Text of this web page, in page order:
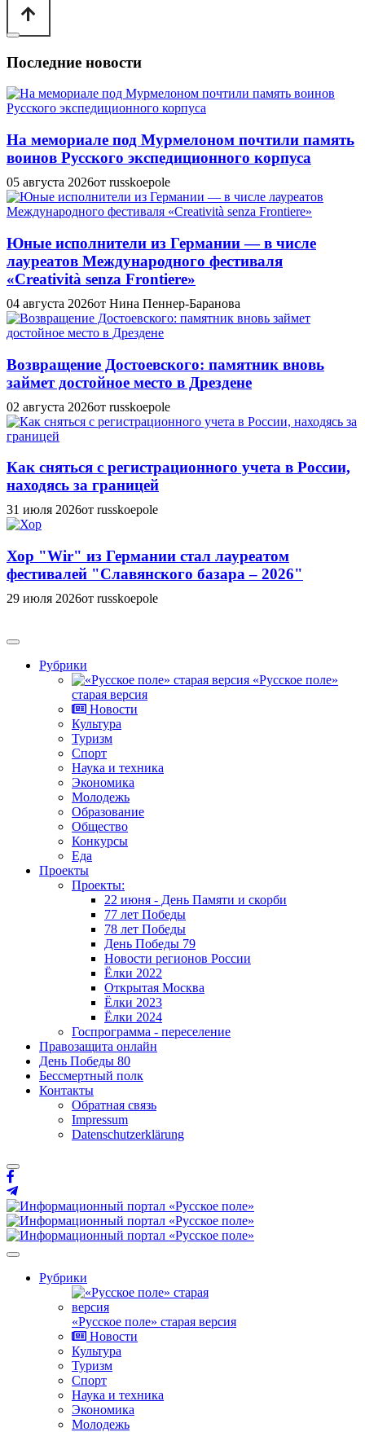
Последние новости
На мемориале под Мурмелоном почтили память
воинов Русского экспедиционного корпуса
05 августа 2026от russkoepole
Юные исполнители из Германии — в числе
лауреатов Международного фестиваля
«Creatività senza Frontiere»
04 августа 2026от Нина Пеннер-Баранова
Возвращение Достоевского: памятник вновь
займет достойное место в Дрездене
02 августа 2026от russkoepole
Как сняться с регистрационного учета в России,
находясь за границей
31 июля 2026от russkoepole
Хор "Wir" из Германии стал лауреатом
фестивалей "Славянского базара – 2026"
29 июля 2026от russkoepole
Рубрики
«Русское поле»
старая версия
Новости
Культура
Туризм
Спорт
Наука и техника
Экономика
Молодежь
Образование
Общество
Конкурсы
Еда
Проекты
Проекты:
22 июня - День Памяти и скорби
77 лет Победы
78 лет Победы
День Победы 79
Новости регионов России
Ёлки 2022
Открытая Москва
Ёлки 2023
Ёлки 2024
Госпрограмма - переселение
Правозащита онлайн
День Победы 80
Бессмертный полк
Контакты
Обратная связь
Impressum
Datenschutzerklärung
Рубрики
«Русское поле» старая версия
Новости
Культура
Туризм
Спорт
Наука и техника
Экономика
Молодежь